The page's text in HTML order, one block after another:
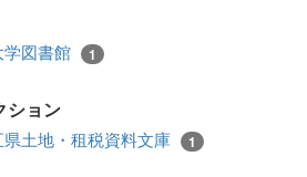
学図書館 1
ション
土地・租税資料文庫 1